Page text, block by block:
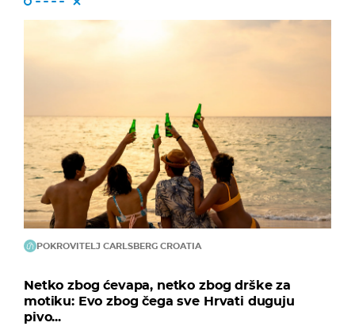
POKROVITELJ CARLSBERG CROATIA
Netko zbog ćevapa, netko zbog drške za
motiku: Evo zbog čega sve Hrvati duguju
pivo...